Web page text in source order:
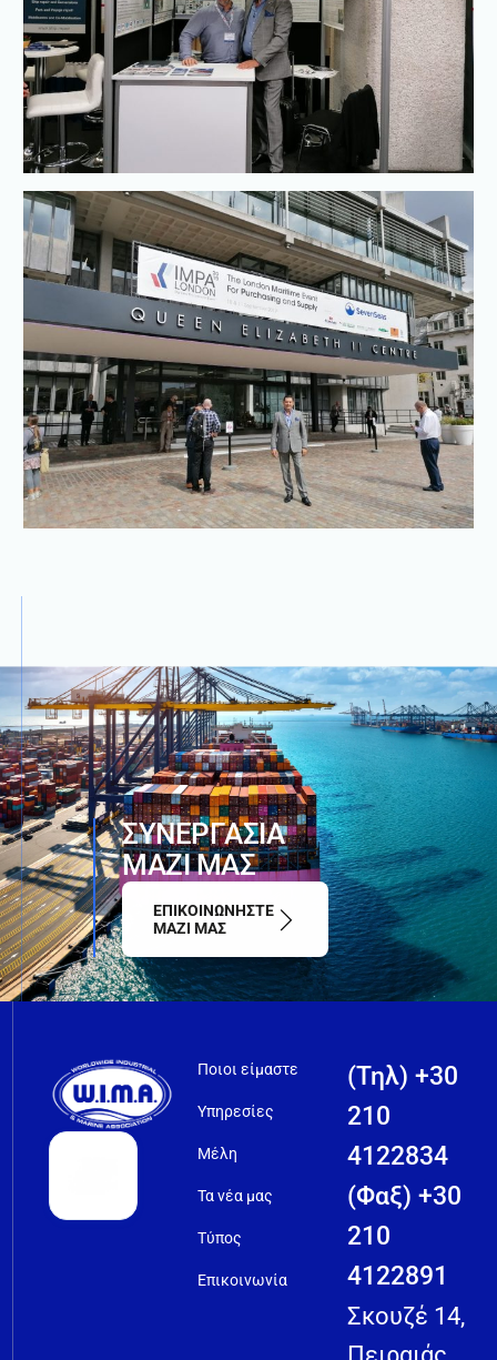
ΣΥΝΕΡΓΑΣΙΑ
ΜΑΖΙΜΑΣ
ΕΠΙΚΟΙΝΩΝΗΣΤΕ
ΜΑΖΙ ΜΑΣ
Ποιοι είμαστε
Υπηρεσίες
Μέλη
Τα νέα μας
Τύπος
Επικοινωνία
(Τηλ) +30
210
4122834
(Φαξ) +30
210
4122891
Σκουζέ 14,